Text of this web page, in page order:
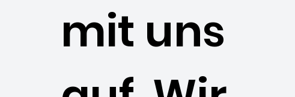
mit uns